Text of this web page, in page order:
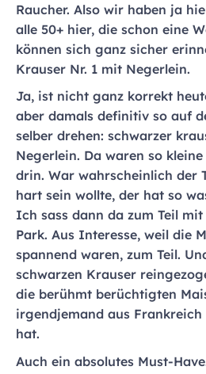
Raucher. Also wir haben ja
alle 50+ hier, die schon eine
können sich ganz sicher
Krauser Nr. 1 mit Negerlein.
Ja, ist nicht ganz korrekt
aber damals definitiv so auf
selber drehen: schwarzer
Negerlein. Da waren so
drin. War wahrscheinlich der
hart sein wollte, der hat so
Ich sass dann da zum Teil
Park. Aus Interesse, weil die
spannend waren, zum Teil.
schwarzen Krauser
die berühmt berüchtigten
irgendjemand aus
hat.
Auch ein absolutes Must-